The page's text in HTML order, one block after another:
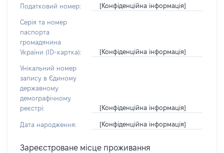
Податковий номер: [Конфіденційна інформація]
Серія та номер
паспорта
громадянина
України (ID-картка):
[Конфіденційна інформація]
Унікальний номер
запису в Єдиному
державному
демографічному
реєстрі:
[Конфіденційна інформація]
Дата народження: [Конфіденційна інформація]
Зареєстроване місце проживання